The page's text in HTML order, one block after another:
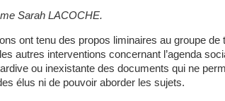
Sarah LACOCHE.
ont tenu des propos liminaires au groupe
autres interventions concernant l’agenda
ou inexistante des documents qui ne
élus ni de pouvoir aborder les sujets.